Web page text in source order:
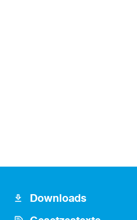
Footer
Icon
Downloads